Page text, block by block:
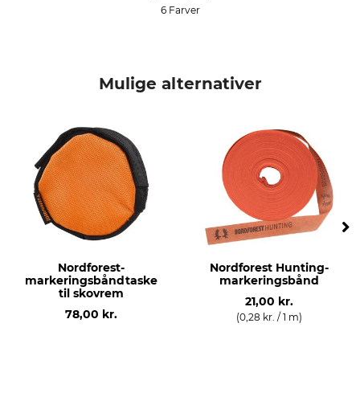
6 Farver
Mulige alternativer
Nordforest-
markeringsbåndtaske
til skovrem
78,00 kr.
Nordforest Hunting-
markeringsbånd
21,00 kr.
(0,28 kr. / 1 m)